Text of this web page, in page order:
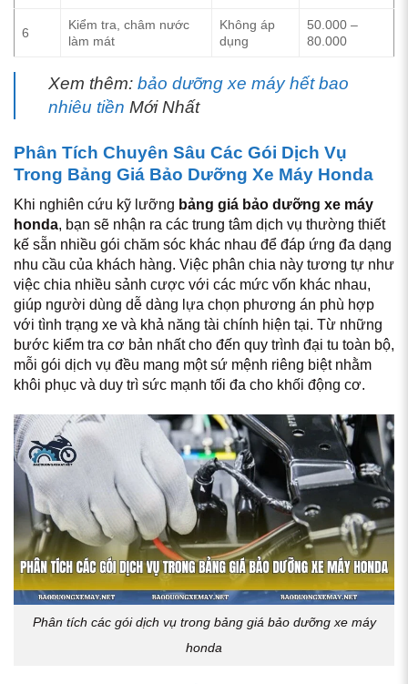
6
Kiểm tra, châm nước
làm mát
Không áp
dụng
50.000 –
80.000
Xem thêm: bảo dưỡng xe máy hết bao
nhiêu tiền Mới Nhất
Phân Tích Chuyên Sâu Các Gói Dịch Vụ
Trong Bảng Giá Bảo Dưỡng Xe Máy Honda
Khi nghiên cứu kỹ lưỡng bảng giá bảo dưỡng xe máy
honda, bạn sẽ nhận ra các trung tâm dịch vụ thường thiết
kế sẵn nhiều gói chăm sóc khác nhau để đáp ứng đa dạng
nhu cầu của khách hàng. Việc phân chia này tương tự như
việc chia nhiều sảnh cược với các mức vốn khác nhau,
giúp người dùng dễ dàng lựa chọn phương án phù hợp
với tình trạng xe và khả năng tài chính hiện tại. Từ những
bước kiểm tra cơ bản nhất cho đến quy trình đại tu toàn bộ,
mỗi gói dịch vụ đều mang một sứ mệnh riêng biệt nhằm
khôi phục và duy trì sức mạnh tối đa cho khối động cơ.
Phân tích các gói dịch vụ trong bảng giá bảo dưỡng xe máy
honda